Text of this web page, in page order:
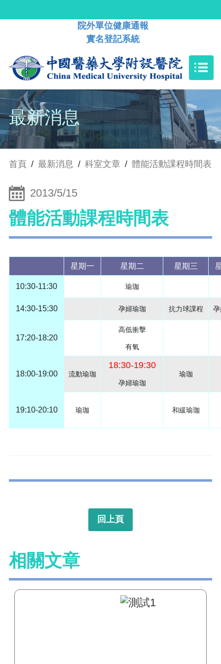
院外單位健康通報
實名登記系統
最新消息
首頁 / 最新消息 / 科室文章 / 體能活動課程時間表
2013/5/15
體能活動課程時間表
星期一 星期二 星期三
10:30-11:30 瑜珈
14:30-15:30 孕婦瑜珈 抗力球課程
17:20-18:20
高低衝擊
有氧
18:00-19:00 流動瑜珈
18:30-19:30
孕婦瑜珈
瑜珈
19:10-20:10 瑜珈 和緩瑜珈
回上頁
相關文章